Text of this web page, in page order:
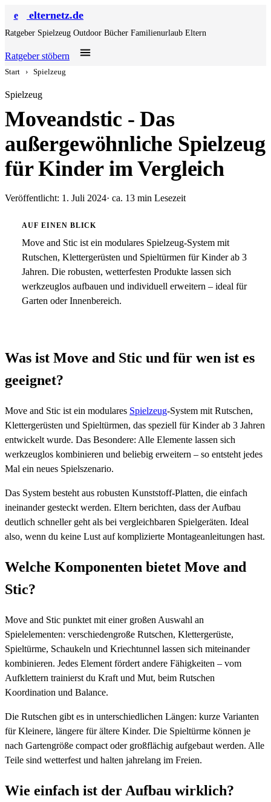
e elternetz.de
Ratgeber Spielzeug Outdoor Bücher Familienurlaub Eltern
Ratgeber stöbern
Start › Spielzeug
Spielzeug
Moveandstic - Das
außergewöhnliche Spielzeug
für Kinder im Vergleich
Veröffentlicht: 1. Juli 2024· ca. 13 min Lesezeit
AUF EINEN BLICK
Move and Stic ist ein modulares Spielzeug-System mit
Rutschen, Klettergerüsten und Spieltürmen für Kinder ab 3
Jahren. Die robusten, wetterfesten Produkte lassen sich
werkzeuglos aufbauen und individuell erweitern – ideal für
Garten oder Innenbereich.
Was ist Move and Stic und für wen ist es
geeignet?
Move and Stic ist ein modulares Spielzeug-System mit Rutschen,
Klettergerüsten und Spieltürmen, das speziell für Kinder ab 3 Jahren
entwickelt wurde. Das Besondere: Alle Elemente lassen sich
werkzeuglos kombinieren und beliebig erweitern – so entsteht jedes
Mal ein neues Spielszenario.
Das System besteht aus robusten Kunststoff-Platten, die einfach
ineinander gesteckt werden. Eltern berichten, dass der Aufbau
deutlich schneller geht als bei vergleichbaren Spielgeräten. Ideal
also, wenn du keine Lust auf komplizierte Montageanleitungen hast.
Welche Komponenten bietet Move and
Stic?
Move and Stic punktet mit einer großen Auswahl an
Spielelementen: verschiedengroße Rutschen, Klettergerüste,
Spieltürme, Schaukeln und Kriechtunnel lassen sich miteinander
kombinieren. Jedes Element fördert andere Fähigkeiten – vom
Aufklettern trainierst du Kraft und Mut, beim Rutschen
Koordination und Balance.
Die Rutschen gibt es in unterschiedlichen Längen: kurze Varianten
für Kleinere, längere für ältere Kinder. Die Spieltürme können je
nach Gartengröße compact oder großflächig aufgebaut werden. Alle
Teile sind wetterfest und halten jahrelang im Freien.
Wie einfach ist der Aufbau wirklich?